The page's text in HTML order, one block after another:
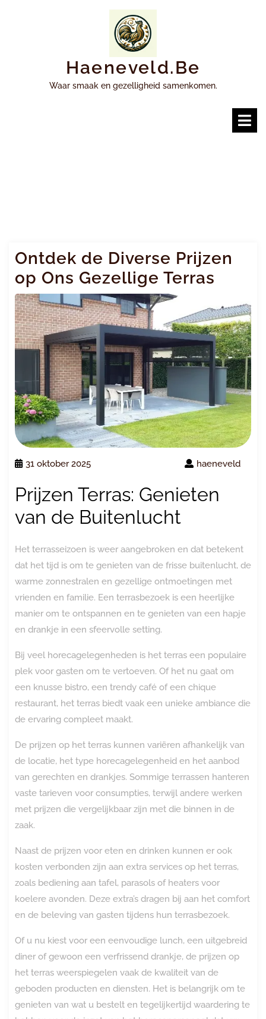
Haeneveld.be
Waar smaak en gezelligheid samenkomen.
Ontdek de Diverse Prijzen
op Ons Gezellige Terras
31 oktober 2025 haeneveld
Prijzen Terras: Genieten
van de Buitenlucht
Het terrasseizoen is weer aangebroken en dat betekent
dat het tijd is om te genieten van de frisse buitenlucht, de
warme zonnestralen en gezellige ontmoetingen met
vrienden en familie. Een terrasbezoek is een heerlijke
manier om te ontspannen en te genieten van een hapje
en drankje in een sfeervolle setting.
Bij veel horecagelegenheden is het terras een populaire
plek voor gasten om te vertoeven. Of het nu gaat om
een knusse bistro, een trendy café of een chique
restaurant, het terras biedt vaak een unieke ambiance die
de ervaring compleet maakt.
De prijzen op het terras kunnen variëren afhankelijk van
de locatie, het type horecagelegenheid en het aanbod
van gerechten en drankjes. Sommige terrassen hanteren
vaste tarieven voor consumpties, terwijl andere werken
met prijzen die vergelijkbaar zijn met die binnen in de
zaak.
Naast de prijzen voor eten en drinken kunnen er ook
kosten verbonden zijn aan extra services op het terras,
zoals bediening aan tafel, parasols of heaters voor
koelere avonden. Deze extra’s dragen bij aan het comfort
en de beleving van gasten tijdens hun terrasbezoek.
Of u nu kiest voor een eenvoudige lunch, een uitgebreid
diner of gewoon een verfrissend drankje, de prijzen op
het terras weerspiegelen vaak de kwaliteit van de
geboden producten en diensten. Het is belangrijk om te
genieten van wat u bestelt en tegelijkertijd waardering te